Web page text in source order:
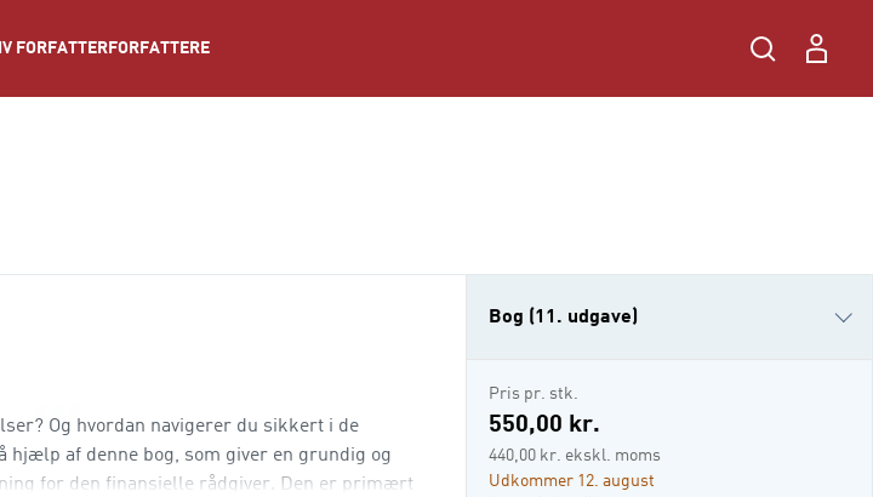
FORFATTER FORFATTERE
Og hvordan navigerer du sikkert i de
af denne bog, som giver en grundig og
for den finansielle rådgiver. Den er primært
Bog (11. udgave)
Bog (10. udgave)
e-bog (epub3)
i-bog
Pris pr. stk.
550,00 kr.
440,00 kr. ekskl. moms
Udkommer 12. august